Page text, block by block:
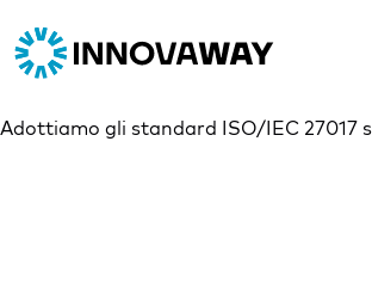
Adottiamo gli standard ISO/IEC 27017